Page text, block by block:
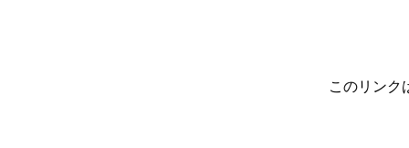
このリンク